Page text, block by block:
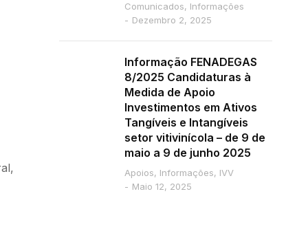
Comunicados, Informações
Dezembro 2, 2025
Informação FENADEGAS
8/2025 Candidaturas à
Medida de Apoio
Investimentos em Ativos
Tangíveis e Intangíveis
setor vitivinícola – de 9 de
maio a 9 de junho 2025
Apoios, Informações, IVV
Maio 12, 2025